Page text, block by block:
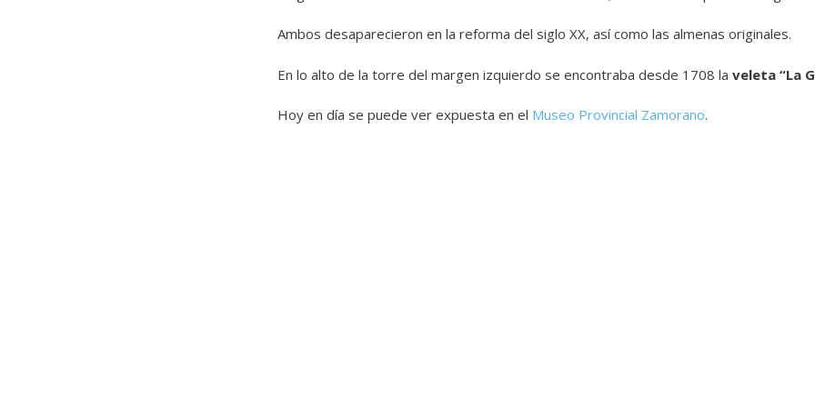
Ambos desaparecieron en la reforma del siglo XX, así como las almenas originales.
En lo alto de la torre del margen izquierdo se encontraba desde 1708 la veleta “La
Hoy en día se puede ver expuesta en el Museo Provincial Zamorano.